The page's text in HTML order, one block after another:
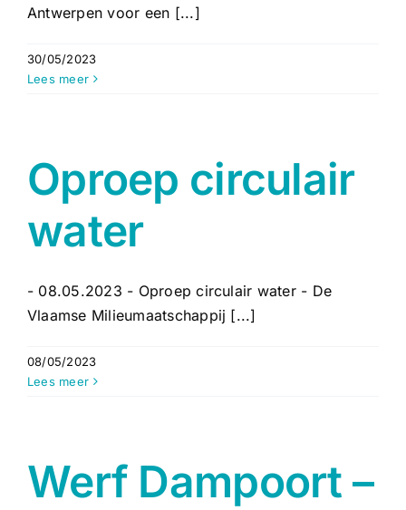
Antwerpen voor een [...]
30/05/2023
Lees meer
Oproep circulair
water
- 08.05.2023 - Oproep circulair water - De
Vlaamse Milieumaatschappij [...]
08/05/2023
Lees meer
Werf Dampoort –